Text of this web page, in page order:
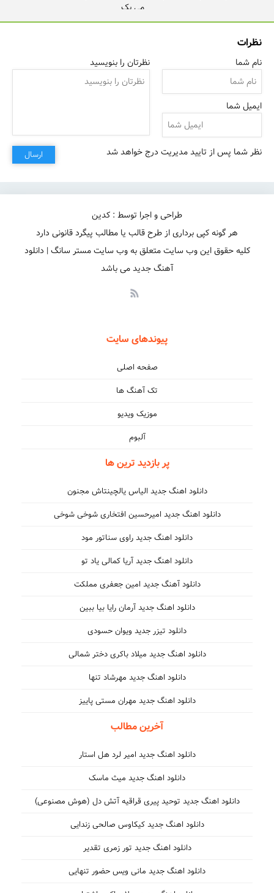
نظرات
نام شما
ایمیل شما
نظرتان را بنویسید
نظر شما پس از تایید مدیریت درج خواهد شد ارسال
طراحی و اجرا توسط : کدین
هر گونه کپی برداری از طرح قالب یا مطالب پیگرد قانونی دارد
کلیه حقوق این وب سایت متعلق به وب سایت مستر سانگ | دانلود
آهنگ جدید می باشد
پیوندهای سایت
صفحه اصلی
تک آهنگ ها
موزیک ویدیو
آلبوم
پر بازدید ترین ها
دانلود اهنگ جدید الیاس یالچینتاش مجنون
دانلود اهنگ جدید امیرحسین افتخاری شوخی شوخی
دانلود اهنگ جدید راوی سناتور مود
دانلود اهنگ جدید آریا کمالی یاد تو
دانلود آهنگ جدید امین جعفری مملکت
دانلود اهنگ جدید آرمان رایا بیا ببین
دانلود تیزر جدید ویوان حسودی
دانلود اهنگ جدید میلاد باکری دختر شمالی
دانلود اهنگ جدید مهرشاد تنها
دانلود اهنگ جدید مهران مستی پاییز
آخرین مطالب
دانلود اهنگ جدید امیر لرد هل استار
دانلود اهنگ جدید میث ماسک
دانلود اهنگ جدید توحید پیری قراقیه آتش دل (هوش مصنوعی)
دانلود اهنگ جدید کیکاوس صالحی زندایی
دانلود اهنگ جدید تور زمری تقدیر
دانلود اهنگ جدید مانی ویس حضور تنهایی